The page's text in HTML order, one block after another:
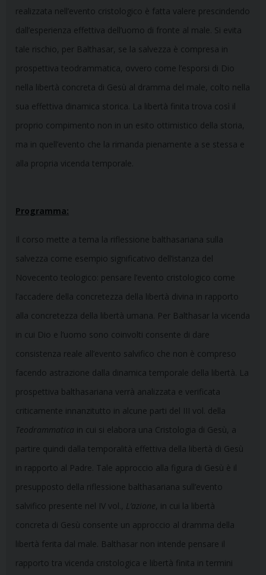
realizzata nell’evento cristologico è fatta valere prescindendo
dall’esperienza effettiva dell’uomo di fronte al male. Si evita
tale rischio, per Balthasar, se la salvezza è compresa in
prospettiva teodrammatica, ovvero come l’esporsi di Dio
nella libertà concreta di Gesù al dramma del male, colto nella
sua effettiva dinamica storica. La libertà finita trova così il
proprio compimento non in un esito ottimistico della storia,
ma in quell’evento che la rimanda pienamente a se stessa e
alla propria vicenda temporale.
Programma:
Il corso mette a tema la riflessione balthasariana sulla
salvezza come esempio significativo dell’istanza del
Novecento teologico: pensare l’evento cristologico come
l’accadere della concretezza della libertà divina in rapporto
alla concretezza della libertà umana. Per Balthasar la vicenda
in cui Dio e l’uomo sono coinvolti consente di dare
consistenza reale all’evento salvifico che non è compreso
facendo astrazione dalla dinamica temporale della libertà. La
prospettiva balthasariana verrà analizzata e verificata
criticamente innanzitutto in alcune parti del III vol. della
Teodrammatica in cui si elabora una Cristologia di Gesù, a
partire quindi dalla temporalità effettiva della libertà di Gesù
in rapporto al Padre. Tale approccio alla figura di Gesù è il
presupposto della riflessione balthasariana sull’evento
salvifico presente nel IV vol., L’azione , in cui la libertà
concreta di Gesù consente un approccio al dramma della
libertà ferita dal male. Balthasar non intende pensare il
rapporto tra vicenda cristologica e libertà finita in termini